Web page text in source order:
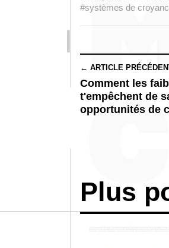
#systèmes de
← ARTICLE
Comment les
t'empêchent de
opportunités de
Plus